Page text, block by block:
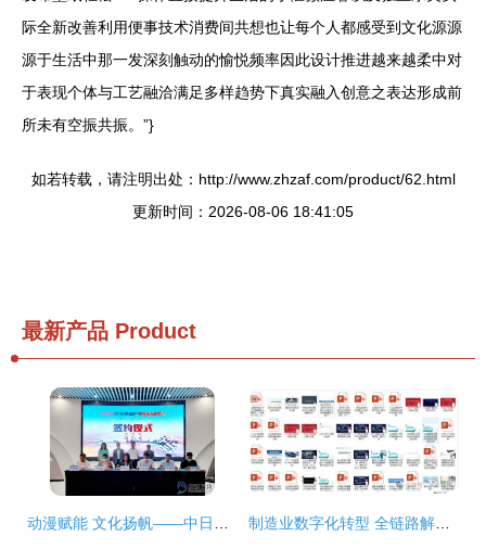
际全新改善利用便事技术消费间共想也让每个人都感受到文化源源
源于生活中那一发深刻触动的愉悦频率因此设计推进越来越柔中对
于表现个体与工艺融洽满足多样趋势下真实融入创意之表达形成前
所未有空振共振。”}
如若转载，请注明出处：http://www.zhzaf.com/product/62.html
更新时间：2026-08-06 18:41:05
最新产品 Product
动漫赋能 文化扬帆——中日韩文化创意产业园启动 烟台高新区谱写数字文创发展新篇 制造业数字化转型 全链路解决方案与行业应用实践